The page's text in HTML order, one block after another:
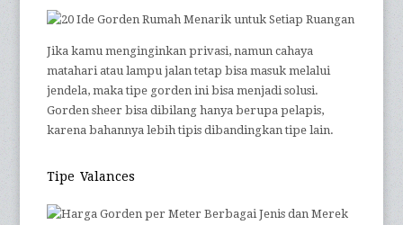
Jika kamu menginginkan privasi, namun cahaya
matahari atau lampu jalan tetap bisa masuk melalui
jendela, maka tipe gorden ini bisa menjadi solusi.
Gorden sheer bisa dibilang hanya berupa pelapis,
karena bahannya lebih tipis dibandingkan tipe lain.
Tipe Valances